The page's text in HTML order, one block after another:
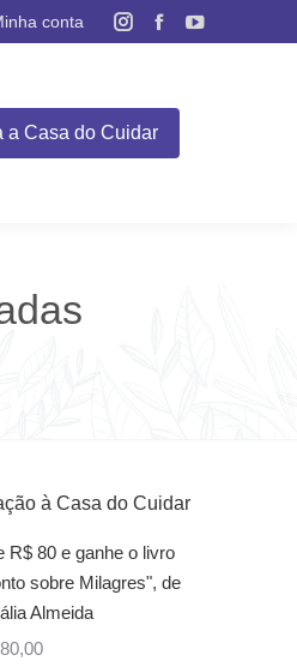
conta
Instagram
in
new
Facebook
in
new
YouTube
a Casa do Cuidar
à Casa do Cuidar
R$ 80 e ganhe o livro
sobre Milagres", de
Almeida
80,00